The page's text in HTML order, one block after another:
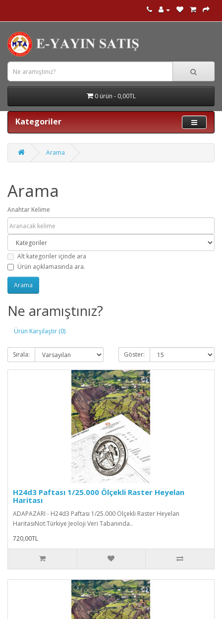
0 ürün - 0,00TL
Kategoriler
Arama
Arama
Anahtar Kelime
Alt kategoriler içinde ara
Ürün açıklamasında ara.
Ne aramıştınız?
Ürün Karşılaştır (0)
Sırala: Göster:
H24d3 Paftası 1/25.000 Ölçekli Raster Heyelan
Haritası
ADAPAZARI - H24d3 Paftası 1/25.000 Ölçekli Raster Heyelan
HaritasıNot:Türkiye Jeoloji Veri Tabanında..
720,00TL